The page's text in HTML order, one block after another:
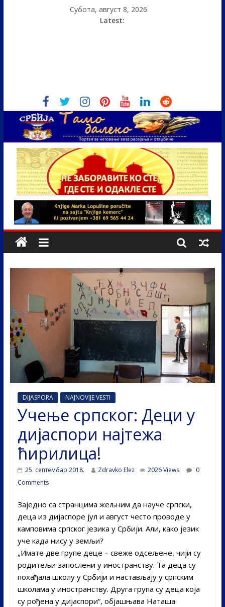
Субота, август 8, 2026
Latest:
DIJASPORA NAJNOVIJE VESTI
Учење српског: Деци у
дијаспори најтежа
ћирилица!
25. септембар 2018. Zdravko Elez 2026 Views
0
Comments
Заједно са странцима жељним да науче српски,
деца из дијаспоре јул и август често проводе у
камповима српског језика у Србији. Али, како језик
уче када нису у земљи?
„Имате две групе деце – свеже одсељене, чији су
родитељи запослени у иностранству. Та деца су
похађала школу у Србији и настављају у српским
школама у иностранству. Друга група су деца која
су рођена у дијаспори“, објашњава Наташа